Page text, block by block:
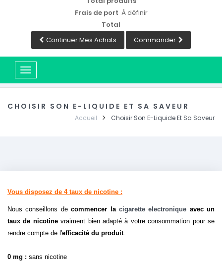
Frais de port À définir
Total
Continuer Mes Achats
Commander
Basculer
la
CHOISIR SON E-LIQUIDE ET SA SAVEUR
Accueil Choisir Son E-Liquide Et Sa Saveur
Vous disposez de 4 taux de nicotine :
Nous conseillons decommencer la cigarette electronique avec un
taux de nicotinevraiment bien adapté à votre consommation pour se
rendre compte de l'efficacité du produit.
0 mg : sans nicotine